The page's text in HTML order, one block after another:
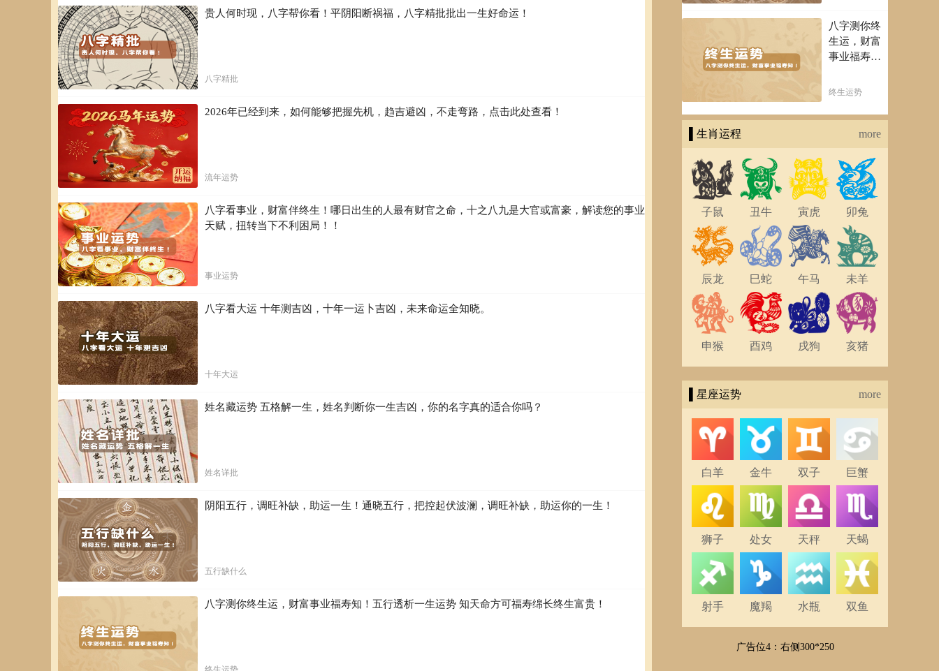
四、结论
武则天的一生充满了传奇色彩，她的成功并非单一因素决定的。虽然“断掌手相”理论存在争议，但我们可以尝试从其象征意义理解武则天
部分性格特征。同时，我们更应该关注她卓越的政治才能、精妙的政治策略以及对时代环境的深刻洞察。她的成功，是对女性触及权力的
一个有力的证明，也值得我们从历史的视角去进行更深入的思考。
手相学始终无法作为科学依据，我们更应该用理性的分析，而非迷信的观点，去探究历史人物的成功秘诀。
贵人何时现，八字帮你看！平阴阳断祸福，八字精批批出一生好命运！
八字精批
2026年已经到来，如何能够把握先机，趋吉避凶，不走弯路，点击此处查看！
流年运势
八字看事业，财富伴终生！哪日出生的人最有财官之命，十之八九是大官或富豪，解读您的事业
天赋，扭转当下不利困局！！
事业运势
八字看大运 十年测吉凶，十年一运卜吉凶，未来命运全知晓。
十年大运
姓名藏运势 五格解一生，姓名判断你一生吉凶，你的名字真的适合你吗？
姓名详批
阴阳五行，调旺补缺，助运一生！通晓五行，把控起伏波澜，调旺补缺，助运你的一生！
五行缺什么
八字测你终生运，财富事业福寿知！五行透析一生运势 知天命方可福寿绵长终生富贵！
缺，助运你
的一生！
八字测你终
生运，财富
事业福寿
析一生运势
福寿绵长终
生富贵！
终生运势
▌生肖运程 more
子鼠 丑牛 寅虎 卯兔
辰龙 巳蛇 午马 未羊
申猴 酉鸡 戌狗 亥猪
▌星座运势 more
白羊 金牛 双子 巨蟹
狮子 处女 天秤 天蝎
射手 魔羯 水瓶 双鱼
广告位4：右侧300*250